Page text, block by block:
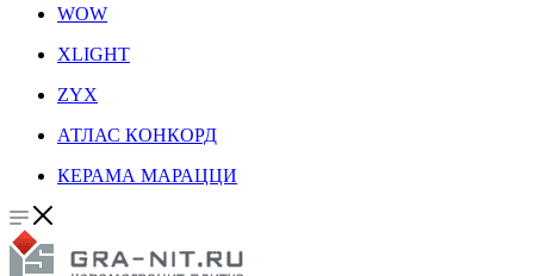
WOW
XLIGHT
ZYX
АТЛАС КОНКОРД
КЕРАМА МАРАЦЦИ